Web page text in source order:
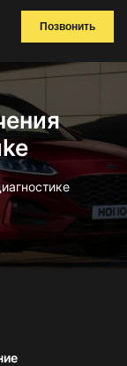
Позвонить